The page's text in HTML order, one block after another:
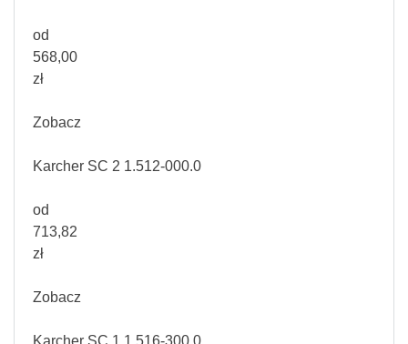
od
568,00
zł
Zobacz
Karcher SC 2 1.512-000.0
od
713,82
zł
Zobacz
Karcher SC 1 1.516-300.0